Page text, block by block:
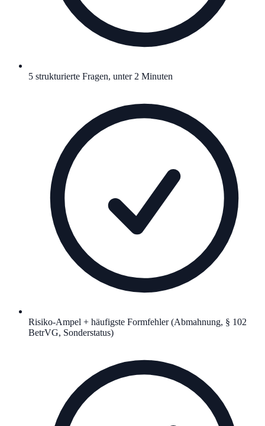
5 strukturierte Fragen, unter 2 Minuten
Risiko-Ampel + häufigste Formfehler (Abmahnung, § 102
BetrVG, Sonderstatus)